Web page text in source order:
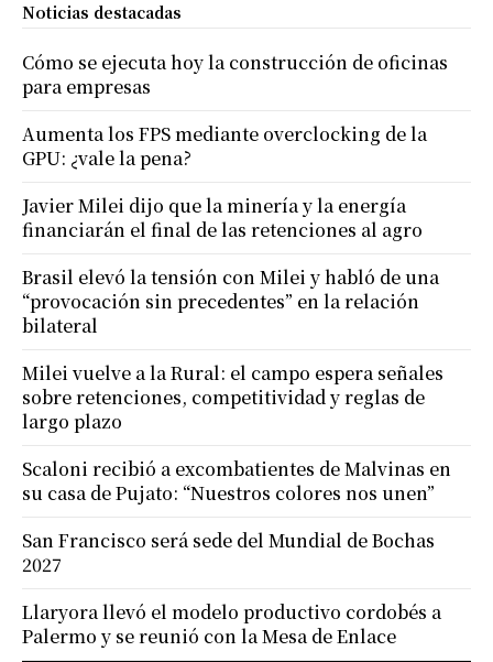
Noticias destacadas
Cómo se ejecuta hoy la construcción de oficinas
para empresas
Aumenta los FPS mediante overclocking de la
GPU: ¿vale la pena?
Javier Milei dijo que la minería y la energía
financiarán el final de las retenciones al agro
Brasil elevó la tensión con Milei y habló de una
“provocación sin precedentes” en la relación
bilateral
Milei vuelve a la Rural: el campo espera señales
sobre retenciones, competitividad y reglas de
largo plazo
Scaloni recibió a excombatientes de Malvinas en
su casa de Pujato: “Nuestros colores nos unen”
San Francisco será sede del Mundial de Bochas
2027
Llaryora llevó el modelo productivo cordobés a
Palermo y se reunió con la Mesa de Enlace